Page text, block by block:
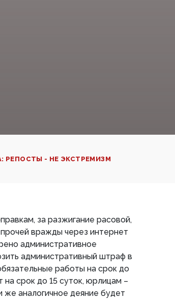
РЕПОСТЫ - НЕ ЭКСТРЕМИЗМ
за разжигание расовой,
вражды через интернет
административное
административный штраф в
работы на срок до
срок до 15 суток, юрлицам –
аналогичное деяние будет